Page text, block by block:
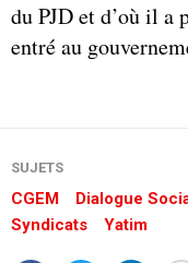
du PJD et d’où il a
entré au
SUJETS
CGEM Dialogue
Syndicats
Yatim